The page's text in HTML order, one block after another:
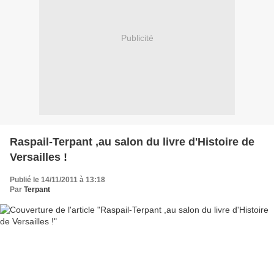
Publicité
Raspail-Terpant ,au salon du livre d'Histoire de
Versailles !
Publié le 14/11/2011 à 13:18
Par Terpant